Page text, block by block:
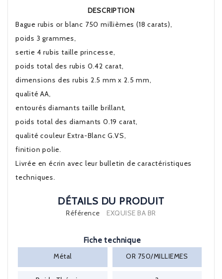
DESCRIPTION
Bague rubis or blanc 750 millièmes (18 carats),
poids 3 grammes,
sertie 4 rubis taille princesse,
poids total des rubis 0.42 carat,
dimensions des rubis 2.5 mm x 2.5 mm,
qualité AA,
entourés diamants taille brillant,
poids total des diamants 0.19 carat,
qualité couleur Extra-Blanc G.VS,
finition polie.
Livrée en écrin avec leur bulletin de caractéristiques
techniques.
DÉTAILS DU PRODUIT
Référence EXQUISE BA BR
Fiche technique
Métal
OR 750/MILLIEMES